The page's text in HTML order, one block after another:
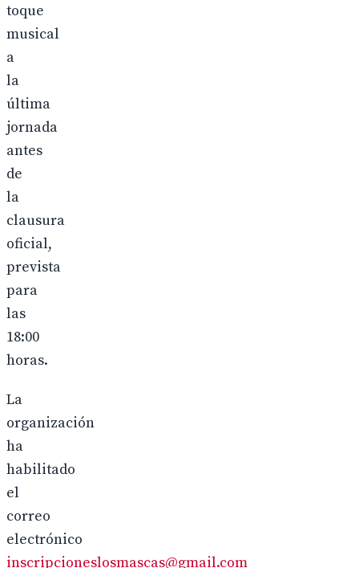
toque
musical
a
la
última
jornada
antes
de
la
clausura
oficial,
prevista
para
las
18:00
horas.
La
organización
ha
habilitado
el
correo
electrónico
inscripcioneslosmascas@gmail.com